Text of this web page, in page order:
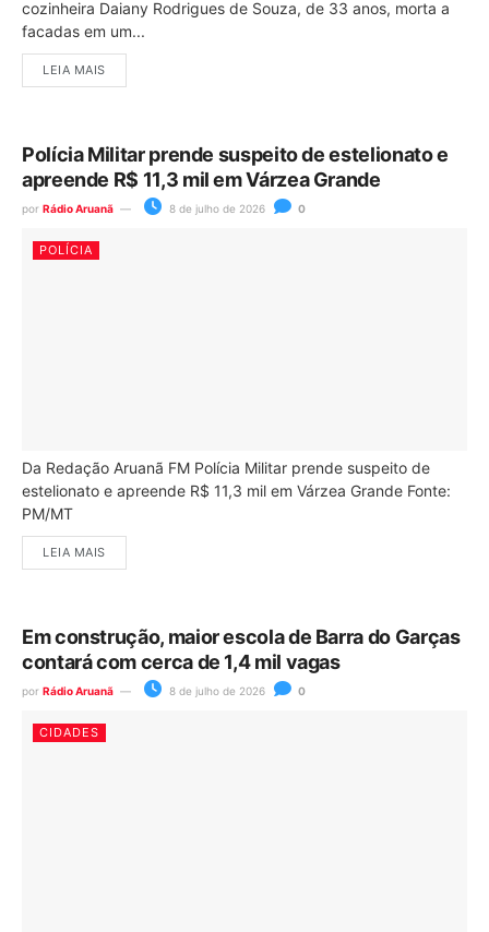
cozinheira Daiany Rodrigues de Souza, de 33 anos, morta a
facadas em um...
LEIA MAIS
Polícia Militar prende suspeito de estelionato e
apreende R$ 11,3 mil em Várzea Grande
por Rádio Aruanã 8 de julho de 2026 0
POLÍCIA
Da Redação Aruanã FM Polícia Militar prende suspeito de
estelionato e apreende R$ 11,3 mil em Várzea Grande Fonte:
PM/MT
LEIA MAIS
Em construção, maior escola de Barra do Garças
contará com cerca de 1,4 mil vagas
por Rádio Aruanã 8 de julho de 2026 0
CIDADES